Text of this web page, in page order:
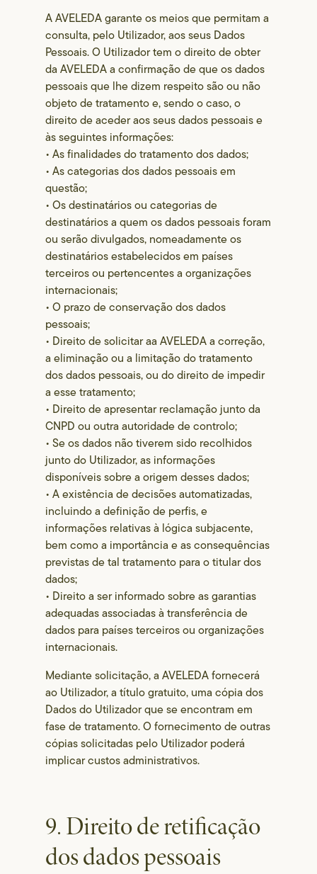
A AVELEDA garante os meios que permitam a
consulta, pelo Utilizador, aos seus Dados
Pessoais. O Utilizador tem o direito de obter
da AVELEDA a confirmação de que os dados
pessoais que lhe dizem respeito são ou não
objeto de tratamento e, sendo o caso, o
direito de aceder aos seus dados pessoais e
às seguintes informações:
• As finalidades do tratamento dos dados;
• As categorias dos dados pessoais em
questão;
• Os destinatários ou categorias de
destinatários a quem os dados pessoais foram
ou serão divulgados, nomeadamente os
destinatários estabelecidos em países
terceiros ou pertencentes a organizações
internacionais;
• O prazo de conservação dos dados
pessoais;
• Direito de solicitar aa AVELEDA a correção,
a eliminação ou a limitação do tratamento
dos dados pessoais, ou do direito de impedir
a esse tratamento;
• Direito de apresentar reclamação junto da
CNPD ou outra autoridade de controlo;
• Se os dados não tiverem sido recolhidos
junto do Utilizador, as informações
disponíveis sobre a origem desses dados;
• A existência de decisões automatizadas,
incluindo a definição de perfis, e
informações relativas à lógica subjacente,
bem como a importância e as consequências
previstas de tal tratamento para o titular dos
dados;
• Direito a ser informado sobre as garantias
adequadas associadas à transferência de
dados para países terceiros ou organizações
internacionais.
Mediante solicitação, a AVELEDA fornecerá
ao Utilizador, a título gratuito, uma cópia dos
Dados do Utilizador que se encontram em
fase de tratamento. O fornecimento de outras
cópias solicitadas pelo Utilizador poderá
implicar custos administrativos.
9. Direito de retificação
dos dados pessoais